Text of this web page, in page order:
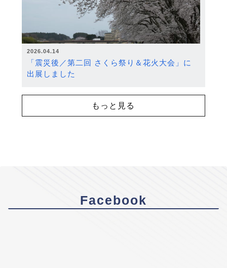
2026.04.14
「震災後／第二回 さくら祭り＆花火大会」に
出展しました
もっと見る
Facebook